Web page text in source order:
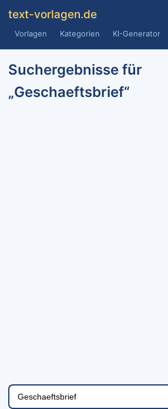
text-vorlagen.de
Vorlagen Kategorien KI-Generator
Suchergebnisse für
„Geschaeftsbrief“